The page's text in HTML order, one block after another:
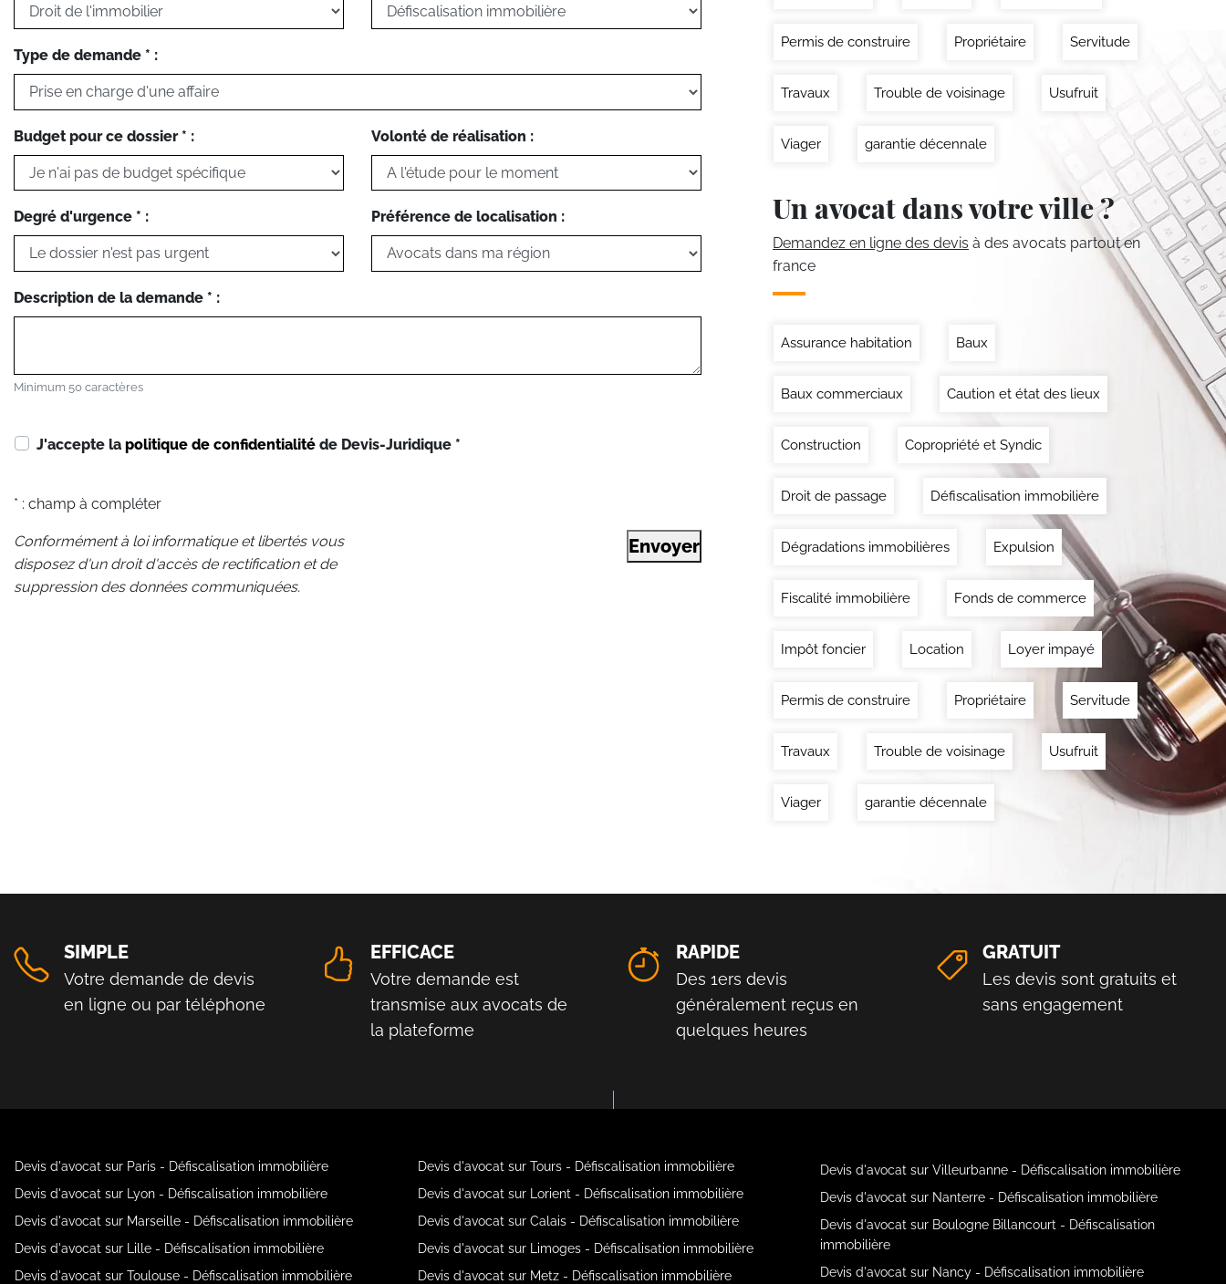
Type de demande * :
Budget pour ce dossier * : Volonté de réalisation :
Degré d'urgence * : Préférence de localisation :
Description de la demande * :
Minimum 50 caractères
J'accepte la politique de confidentialité de Devis-Juridique *
* : champ à compléter
Conformément à loi informatique et libertés vous
disposez d'un droit d'accès de rectification et de
suppression des données communiquées.
Envoyer
Permis de construire Propriétaire Servitude
Travaux Trouble de voisinage Usufruit
Viager garantie décennale
Un avocat dans votre ville ?
Demandez en ligne des devis à des avocats partout en
france
Assurance habitation Baux
Baux commerciaux Caution et état des lieux
Construction Copropriété et Syndic
Droit de passage Défiscalisation immobilière
Dégradations immobilières Expulsion
Fiscalité immobilière Fonds de commerce
Impôt foncier Location Loyer impayé
Permis de construire Propriétaire Servitude
Travaux Trouble de voisinage Usufruit
Viager garantie décennale
SIMPLE
Votre demande de devis
en ligne ou par téléphone
EFFICACE
Votre demande est
transmise aux avocats de
la plateforme
RAPIDE
Des 1ers devis
généralement reçus en
quelques heures
GRATUIT
Les devis sont gratuits et
sans engagement
Devis d'avocat sur Paris - Défiscalisation immobilière
Devis d'avocat sur Lyon - Défiscalisation immobilière
Devis d'avocat sur Marseille - Défiscalisation immobilière
Devis d'avocat sur Lille - Défiscalisation immobilière
Devis d'avocat sur Toulouse - Défiscalisation immobilière
Devis d'avocat sur Tours - Défiscalisation immobilière
Devis d'avocat sur Lorient - Défiscalisation immobilière
Devis d'avocat sur Calais - Défiscalisation immobilière
Devis d'avocat sur Limoges - Défiscalisation immobilière
Devis d'avocat sur Metz - Défiscalisation immobilière
Devis d'avocat sur Villeurbanne - Défiscalisation immobilière
Devis d'avocat sur Nanterre - Défiscalisation immobilière
Devis d'avocat sur Boulogne Billancourt - Défiscalisation
immobilière
Devis d'avocat sur Nancy - Défiscalisation immobilière